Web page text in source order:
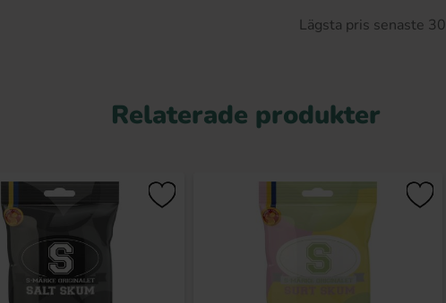
Lägsta pris senaste
Relaterade produkter